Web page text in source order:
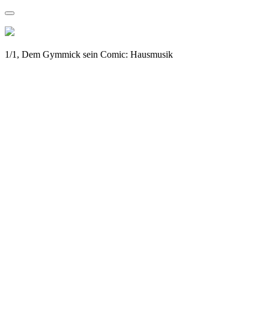
1/1, Dem Gymmick sein Comic: Hausmusik